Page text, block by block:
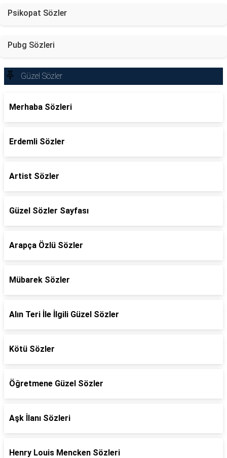
Psikopat Sözler
Pubg Sözleri
Güzel Sözler
Merhaba Sözleri
Erdemli Sözler
Artist Sözler
Güzel Sözler Sayfası
Arapça Özlü Sözler
Mübarek Sözler
Alın Teri İle İlgili Güzel Sözler
Kötü Sözler
Öğretmene Güzel Sözler
Aşk İlanı Sözleri
Henry Louis Mencken Sözleri